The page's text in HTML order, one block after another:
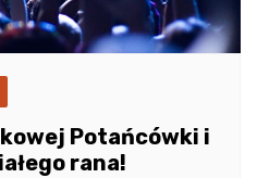
Potańcówki i
rana!